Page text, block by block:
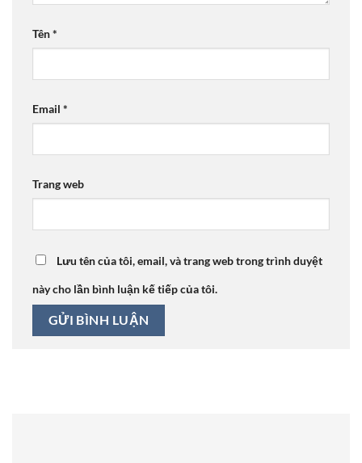
Tên*
Email *
Trang web
Lưu tên của tôi, email, và trang web trong trình duyệt
này cho lần bình luận kế tiếp của tôi.